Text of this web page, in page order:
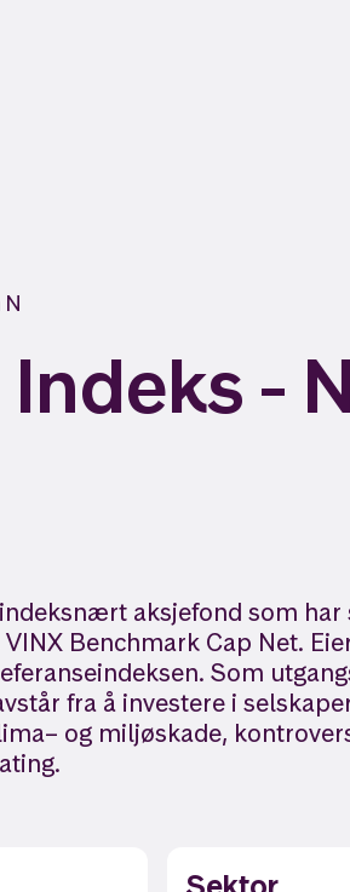
-
aksjefond som
Benchmark Cap Net.
Som
fra å investere i
og miljøskade,